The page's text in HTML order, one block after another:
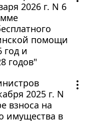
2026 г. N 6
помощи
год и
годов"
2025 г. N
взноса на
имущества в